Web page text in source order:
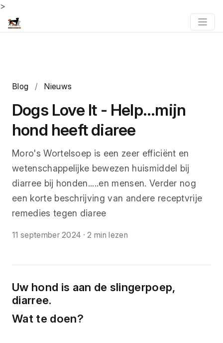
>
Blog / Nieuws
Dogs Love It - Help...mijn
hond heeft diaree
Moro's Wortelsoep is een zeer efficiënt en
wetenschappelijke bewezen huismiddel bij
diarree bij honden.....en mensen. Verder nog
een korte beschrijving van andere receptvrije
remedies tegen diaree
11 september 2024 ·2 min lezen
Uw hond is aan de slingerpoep,
diarree.
Wat te doen?